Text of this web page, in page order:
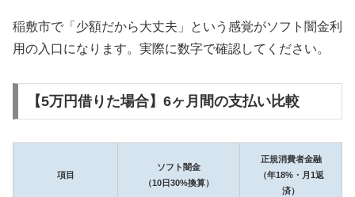
稲敷市で「少額だから大丈夫」という感覚がソフト闇金利
用の入口になります。実際に数字で確認してください。
【5万円借りた場合】6ヶ月間の支払い比較
項目
ソフト闇金
（10日30%換算）
正規消費者金融
（年18%・月1返
済）